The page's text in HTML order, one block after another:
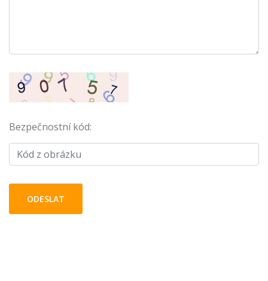
Bezpečnostní kód: